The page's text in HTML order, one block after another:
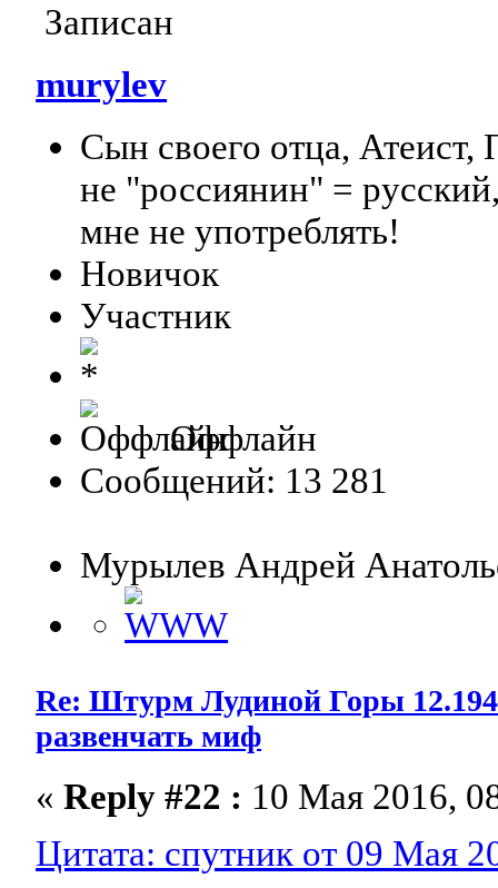
Записан
murylev
Сын своего отца,
не "россиянин" =
мне не употреблять!
Новичок
Участник
Оффлайн
Сообщений: 13 281
Мурылев Андрей
Re: Штурм Лудиной Горы
развенчать миф
«Reply #22 : 10 Мая 2016,
Цитата: спутник от 09 Мая